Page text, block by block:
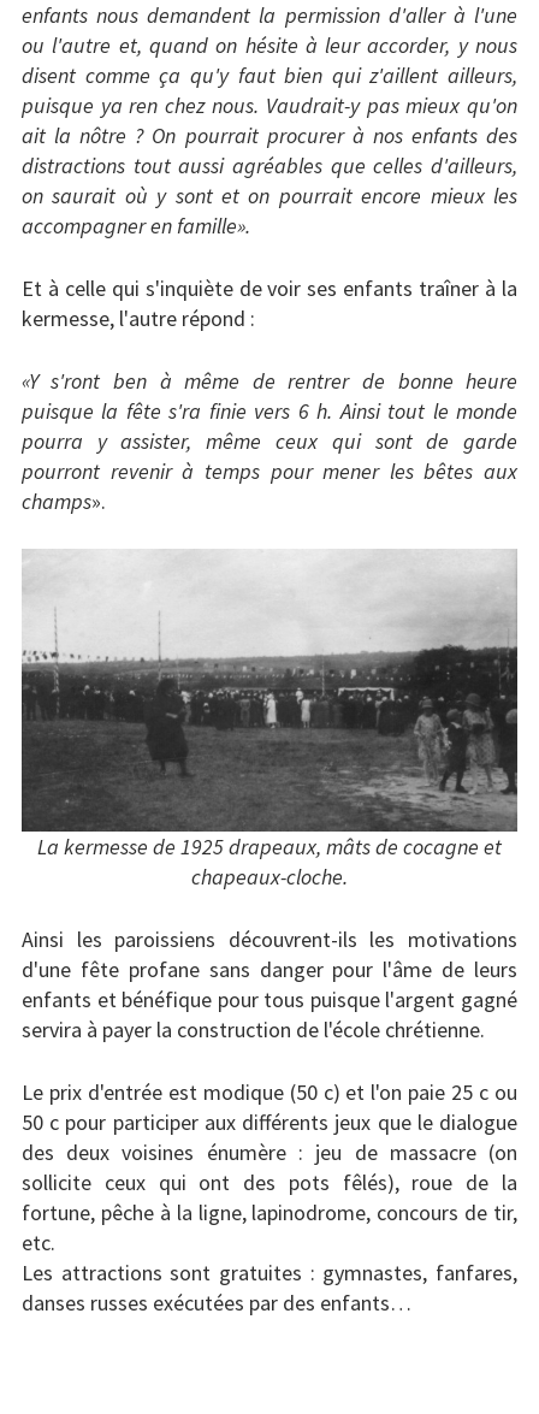
enfants nous demandent la permission d'aller à l'une
ou l'autre et, quand on hésite à leur accorder, y nous
disent comme ça qu'y faut bien qui z'aillent ailleurs,
puisque ya ren chez nous. Vaudrait-y pas mieux qu'on
ait la nôtre ? On pourrait procurer à nos enfants des
distractions tout aussi agréables que celles d'ailleurs,
on saurait où y sont et on pourrait encore mieux les
accompagner en famille».
Et à celle qui s'inquiète de voir ses enfants traîner à la
kermesse, l'autre répond :
«Y s'ront ben à même de rentrer de bonne heure
puisque la fête s'ra finie vers 6 h. Ainsi tout le monde
pourra y assister, même ceux qui sont de garde
pourront revenir à temps pour mener les bêtes aux
champs».
La kermesse de 1925 drapeaux, mâts de cocagne et
chapeaux-cloche.
Ainsi les paroissiens découvrent-ils les motivations
d'une fête profane sans danger pour l'âme de leurs
enfants et bénéfique pour tous puisque l'argent gagné
servira à payer la construction de l'école chrétienne.
Le prix d'entrée est modique (50 c) et l'on paie 25 c ou
50 c pour participer aux différents jeux que le dialogue
des deux voisines énumère : jeu de massacre (on
sollicite ceux qui ont des pots fêlés), roue de la
fortune, pêche à la ligne, lapinodrome, concours de tir,
etc.
Les attractions sont gratuites : gymnastes, fanfares,
danses russes exécutées par des enfants…